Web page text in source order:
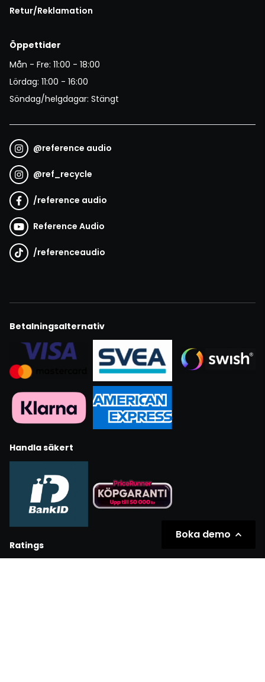
Retur/Reklamation
Öppettider
Mån - Fre: 11:00 - 18:00
Lördag: 11:00 - 16:00
Söndag/helgdagar: Stängt
@reference audio
@ref_recycle
/reference audio
Reference Audio
/referenceaudio
Betalningsalternativ
Handla säkert
Ratings
Boka demo